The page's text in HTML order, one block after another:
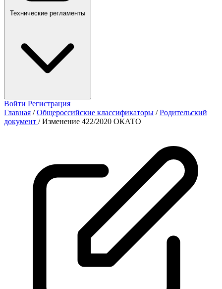
Технические регламенты
Войти Регистрация
Главная / Общероссийские классификаторы / Родительский
документ / Изменение 422/2020 ОКАТО